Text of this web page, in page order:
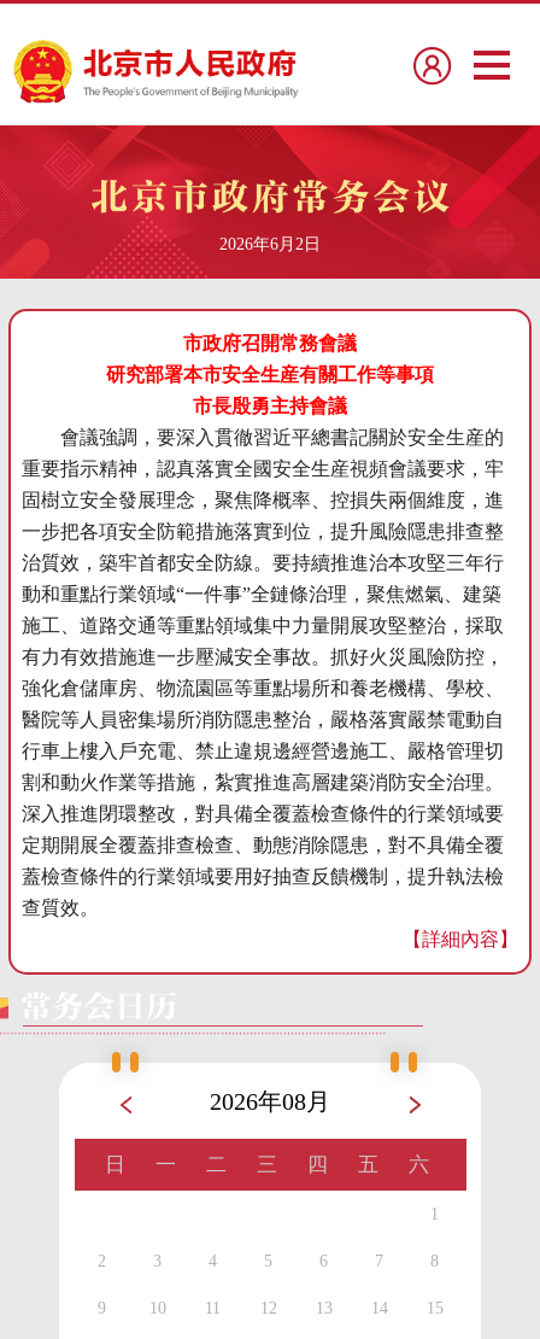
2026年6月2日
市政府召開常務會議
研究部署本市安全生産有關工作等事項
市長殷勇主持會議
會議強調，要深入貫徹習近平總書記關於安全生産的
重要指示精神，認真落實全國安全生産視頻會議要求，牢
固樹立安全發展理念，聚焦降概率、控損失兩個維度，進
一步把各項安全防範措施落實到位，提升風險隱患排查整
治質效，築牢首都安全防線。要持續推進治本攻堅三年行
動和重點行業領域“一件事”全鏈條治理，聚焦燃氣、建築
施工、道路交通等重點領域集中力量開展攻堅整治，採取
有力有效措施進一步壓減安全事故。抓好火災風險防控，
強化倉儲庫房、物流園區等重點場所和養老機構、學校、
醫院等人員密集場所消防隱患整治，嚴格落實嚴禁電動自
行車上樓入戶充電、禁止違規邊經營邊施工、嚴格管理切
割和動火作業等措施，紮實推進高層建築消防安全治理。
深入推進閉環整改，對具備全覆蓋檢查條件的行業領域要
定期開展全覆蓋排查檢查、動態消除隱患，對不具備全覆
蓋檢查條件的行業領域要用好抽查反饋機制，提升執法檢
查質效。
【詳細內容】
2026年08月
日 一 二 三 四 五 六
1
2 3 4 5 6 7 8
9 10 11 12 13 14 15